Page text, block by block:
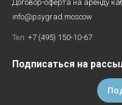
Договор-оферта на аренду
info@psygrad.moscow
Тел: +7 (495) 150-10-67
Подписаться на